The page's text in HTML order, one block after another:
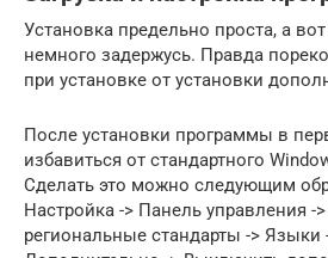
Установка предельно проста, а
немного задержусь. Правда
при установке от установки
После установки программы в
избавиться от стандартного
Сделать это можно следующим
Настройка -> Панель управления -
региональные стандарты -> Языки